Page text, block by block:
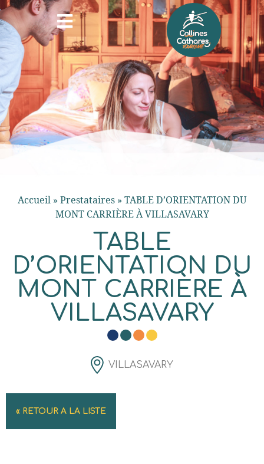
Accueil » Prestataires » TABLE D’ORIENTATION DU
MONT CARRIÈRE À VILLASAVARY
TABLE
D’ORIENTATION DU
MONT CARRIÈRE À
VILLASAVARY
VILLASAVARY
« RETOUR A LA LISTE